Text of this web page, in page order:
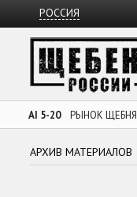
РОССИЯ
AI 5-20 РЫНОК ЩЕБНЯ
АРХИВ МАТЕРИАЛОВ